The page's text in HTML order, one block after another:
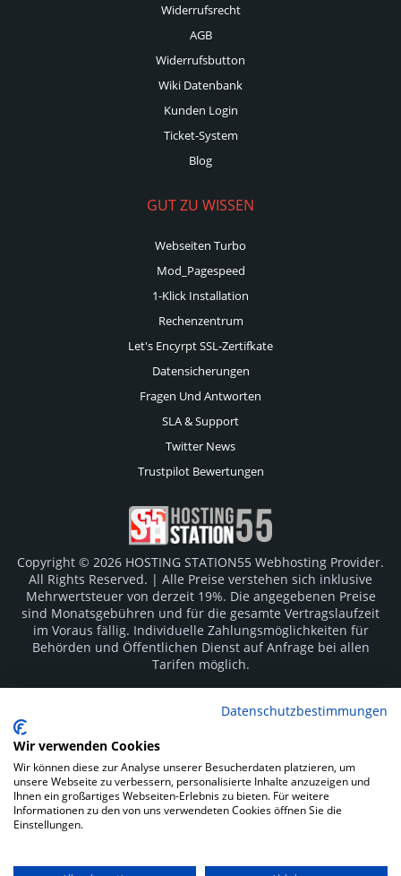
Widerrufsrecht
AGB
Widerrufsbutton
Wiki Datenbank
Kunden Login
Ticket-System
Blog
GUT ZU WISSEN
Webseiten Turbo
Mod_Pagespeed
1-Klick Installation
Rechenzentrum
Let's Encyrpt SSL-Zertifkate
Datensicherungen
Fragen Und Antworten
SLA & Support
Twitter News
Trustpilot Bewertungen
Copyright © 2026 HOSTING STATION55 Webhosting Provider.
All Rights Reserved. | Alle Preise verstehen sich inklusive
Mehrwertsteuer von derzeit 19%. Die angegebenen Preise
sind Monatsgebühren und für die gesamte Vertragslaufzeit
im Voraus fällig. Individuelle Zahlungsmöglichkeiten für
Behörden und Öffentlichen Dienst auf Anfrage bei allen
Tarifen möglich.
Hersteller. Irrtümer vorbehalten.
SOCIAL MEDIA
Datenschutzbestimmungen
Wir verwenden Cookies
Wir können diese zur Analyse unserer Besucherdaten platzieren, um
unsere Webseite zu verbessern, personalisierte Inhalte anzuzeigen und
Ihnen ein großartiges Webseiten-Erlebnis zu bieten. Für weitere
Informationen zu den von uns verwendeten Cookies öffnen Sie die
Einstellungen.